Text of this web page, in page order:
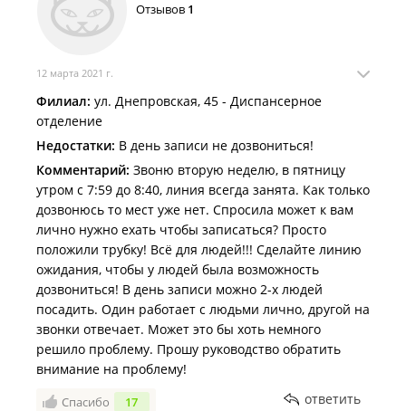
Отзывов 1
12 марта 2021 г.
Филиал: ул. Днепровская, 45 - Диспансерное
отделение
Недостатки: В день записи не дозвониться!
Комментарий: Звоню вторую неделю, в пятницу
утром с 7:59 до 8:40, линия всегда занята. Как только
дозвонюсь то мест уже нет. Спросила может к вам
лично нужно ехать чтобы записаться? Просто
положили трубку! Всё для людей!!! Сделайте линию
ожидания, чтобы у людей была возможность
дозвониться! В день записи можно 2-х людей
посадить. Один работает с людьми лично, другой на
звонки отвечает. Может это бы хоть немного
решило проблему. Прошу руководство обратить
внимание на проблему!
Спасибо 17 ответить